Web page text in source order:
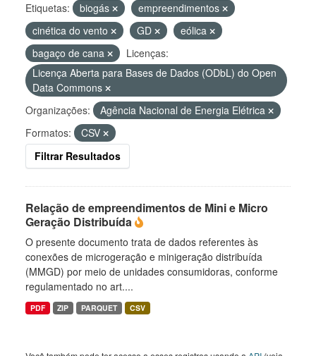
Etiquetas: biogás
empreendimentos
cinética do vento
GD
eólica
bagaço de cana
Licenças:
Licença Aberta para Bases de Dados (ODbL) do Open
Data Commons
Organizações:
Agência Nacional de Energia Elétrica
Formatos:
CSV
Filtrar Resultados
Relação de empreendimentos de Mini e Micro
Geração Distribuída
O presente documento trata de dados referentes às
conexões de microgeração e minigeração distribuída
(MMGD) por meio de unidades consumidoras, conforme
regulamentado no art....
PDF ZIP PARQUET CSV